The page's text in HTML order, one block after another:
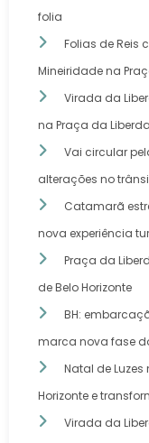
folia
Folias de Reis
Mineiridade na
Virada da
na Praça da
Vai circular
alterações no
Catamarã
nova experiência
Praça da
de Belo Horizonte
BH:
marca nova fase
Natal de
Horizonte e
Virada da